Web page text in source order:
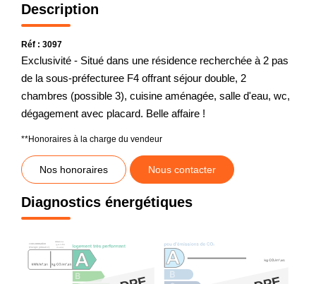
Description
Réf : 3097
Exclusivité - Situé dans une résidence recherchée à 2 pas
de la sous-préfecturee F4 offrant séjour double, 2
chambres (possible 3), cuisine aménagée, salle d'eau, wc,
dégagement avec placard. Belle affaire !
**Honoraires à la charge du vendeur
Nos honoraires Nous contacter
Diagnostics énergétiques